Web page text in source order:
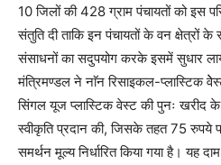
10 जिलों की 428 ग्राम पंचायतों को इस
संतुति दी ताकि इन पंचायतों के वन क्षेत्रों
संसाधनों का सदुपयोग करके इसमें सुधार
मंत्रिमण्डल ने नाॅन रिसाइकल-प्लास्टिक
सिंगल यूज प्लास्टिक वेस्ट की पुनः खरीद के
स्वीकृति प्रदान की, जिसके तहत 75 रुपये
समर्थन मूल्य निर्धारित किया गया है। यह